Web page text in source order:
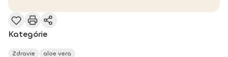
Kategórie
Zdravie aloe vera